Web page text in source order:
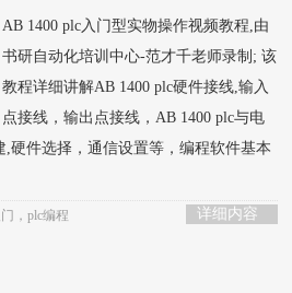
AB 1400 plc入门型实物操作视频教程,由
书研自动化培训中心-范才千老师录制; 该
教程详细讲解AB 1400 plc硬件接线,输入
点接线，输出点接线，AB 1400 plc与电
,硬件选择，通信设置等，编程软件基本
详细内容
，plc编程